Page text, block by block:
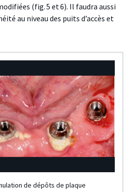
(fig. 5 et 6). Il faudra aussi
au niveau des puits d’accès et
de dépôts de plaque